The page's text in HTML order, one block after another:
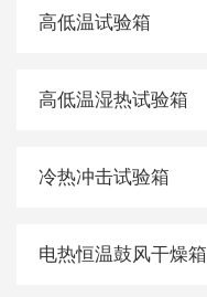
高低温试验箱
高低温湿热试验箱
冷热冲击试验箱
电热恒温鼓风干燥箱